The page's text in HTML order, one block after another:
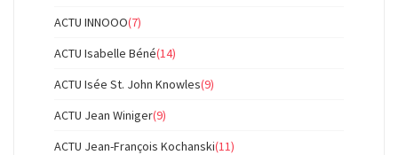
ACTU INNOOO(7)
ACTU Isabelle Béné(14)
ACTU Isée St. John Knowles(9)
ACTU Jean Winiger(9)
ACTU Jean-François Kochanski(11)